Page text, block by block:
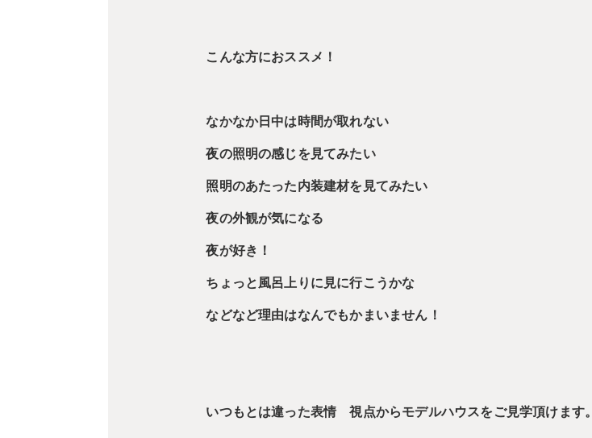
こんな方におススメ！
なかなか日中は時間が取れない
夜の照明の感じを見てみたい
照明のあたった内装建材を見てみたい
夜の外観が気になる
夜が好き！
ちょっと風呂上りに見に行こうかな
などなど理由はなんでもかまいません！
いつもとは違った表情 視点からモデルハウスをご見学頂けます。